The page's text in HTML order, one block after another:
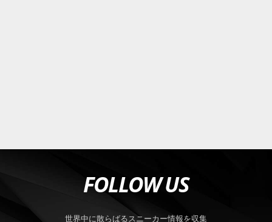
FOLLOW US
世界中に散らばるスニーカー情報を収集